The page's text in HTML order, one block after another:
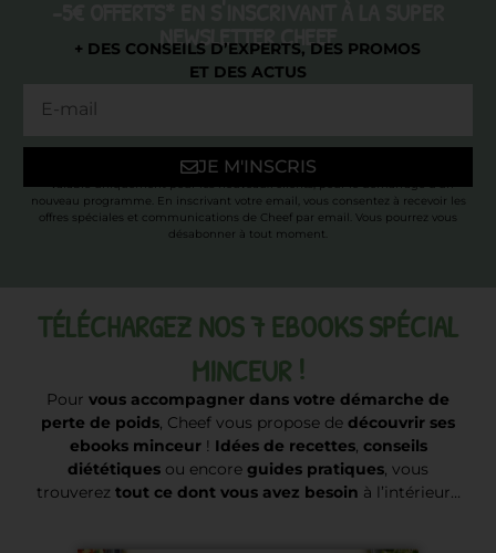
NEWSLETTER CHEEF
+ DES CONSEILS D’EXPERTS, DES PROMOS
ET DES ACTUS
JE M'INSCRIS
nouveau programme. En inscrivant votre email, vous consentez à recevoir les
offres spéciales et communications de Cheef par email. Vous pourrez vous
désabonner à tout moment.
TÉLÉCHARGEZ NOS 7 EBOOKS SPÉCIAL
MINCEUR !
Pour vous accompagner dans votre démarche de
perte de poids , Cheef vous propose de découvrir ses
ebooks minceur! Idées de recettes, conseils
diététiques ou encore guides pratiques , vous
trouverez tout ce dont vous avez besoin à l’intérieur…